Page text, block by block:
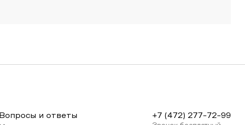
Вопросы и ответы
+7 (472) 277-72-99